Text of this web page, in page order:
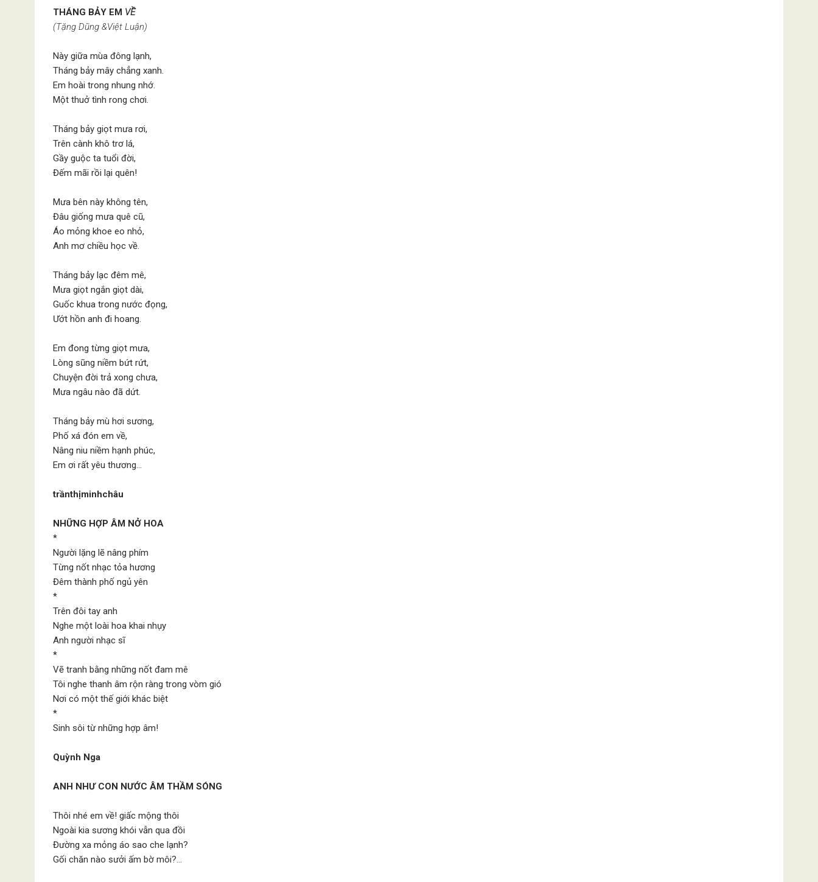
THÁNG BẢY EM VỀ
(Tặng Dũng &Việt Luận)
Này giữa mùa đông lạnh,
Tháng bảy mây chẳng xanh.
Em hoài trong nhung nhớ.
Một thuở tình rong chơi.
Tháng bảy giọt mưa rơi,
Trên cành khô trơ lá,
Gầy guộc ta tuổi đời,
Đếm mãi rồi lại quên!
Mưa bên này không tên,
Đâu giống mưa quê cũ,
Áo mỏng khoe eo nhỏ,
Anh mơ chiều học về.
Tháng bảy lạc đêm mê,
Mưa giọt ngắn giọt dài,
Guốc khua trong nước đọng,
Ướt hồn anh đi hoang.
Em đong từng giọt mưa,
Lòng sũng niềm bứt rứt,
Chuyện đời trả xong chưa,
Mưa ngâu nào đã dứt.
Tháng bảy mù hơi sương,
Phố xá đón em về,
Nâng niu niềm hạnh phúc,
Em ơi rất yêu thương…
trầnthịminhchâu
NHỮNG HỢP ÂM NỞ HOA
*
Người lặng lẽ nâng phím
Từng nốt nhạc tỏa hương
Đêm thành phố ngủ yên
*
Trên đôi tay anh
Nghe một loài hoa khai nhụy
Anh người nhạc sĩ
*
Vẽ tranh bằng những nốt đam mê
Tôi nghe thanh âm rộn ràng trong vòm gió
Nơi có một thế giới khác biệt
*
Sinh sôi từ những hợp âm!
Quỳnh Nga
ANH NHƯ CON NƯỚC ÂM THẦM SÓNG
Thôi nhé em về! giấc mộng thôi
Ngoài kia sương khói vẫn qua đồi
Đường xa mỏng áo sao che lạnh?
Gối chăn nào sưởi ấm bờ môi?…